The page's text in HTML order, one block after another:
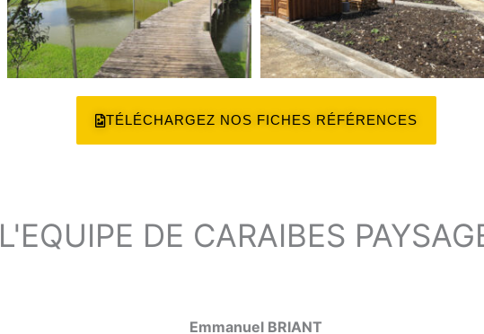
TÉLÉCHARGEZ NOS FICHES RÉFÉRENCES
L'EQUIPE DE CARAIBES
Emmanuel BRIANT